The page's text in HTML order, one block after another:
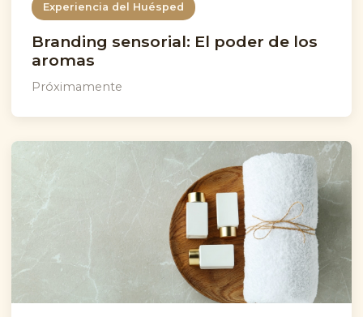
Experiencia del Huésped
Branding sensorial: El poder de los
aromas
Próximamente